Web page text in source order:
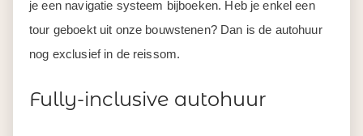
je een navigatie systeem bijboeken. Heb je enkel een
tour geboekt uit onze bouwstenen? Dan is de autohuur
nog exclusief in de reissom.
Fully-inclusive autohuur